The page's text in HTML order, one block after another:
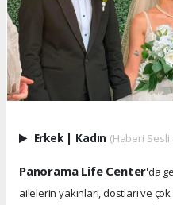
Erkek | Kadın (Haberi Sesli
Panorama Life Center'da
ailelerin yakınları, dostları ve